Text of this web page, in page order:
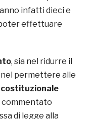
infatti dieci e
effettuare
, sia nel ridurre il
nel permettere alle
commentato
di legge alla